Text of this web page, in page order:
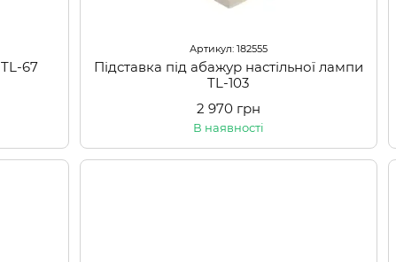
67
Артикул: 182555
Підставка під абажур настільної лампи
TL-103
2 970 грн
В наявності